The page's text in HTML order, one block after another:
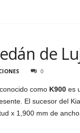
de
0
como K900es
El sucesor del
x 1,900 mm de